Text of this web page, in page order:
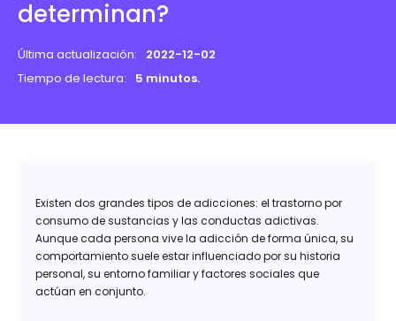
determinan?
Última actualización:
2022-12-02
Tiempo de lectura:
5 minutos.
Existen dos grandes tipos de adicciones: el trastorno por
consumo de sustancias y las conductas adictivas.
Aunque cada persona vive la adicción de forma única, su
comportamiento suele estar influenciado por su historia
personal, su entorno familiar y factores sociales que
actúan en conjunto.